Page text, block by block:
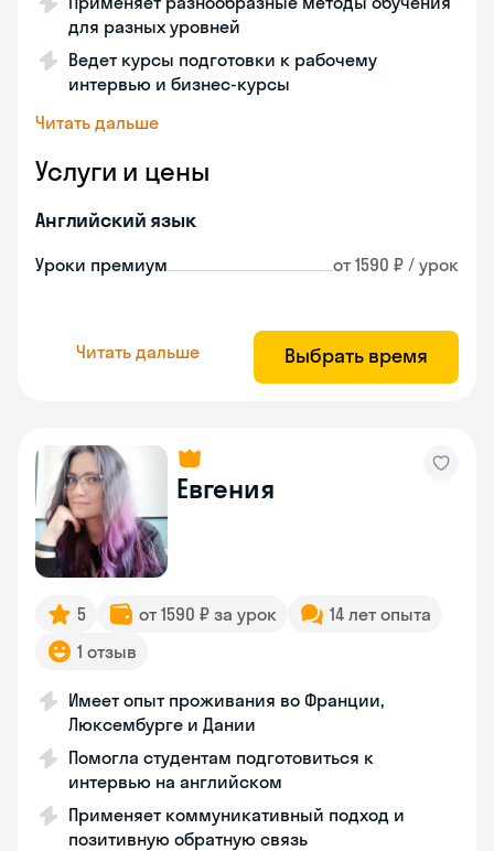
для разных уровней
Ведет курсы подготовки к рабочему
интервью и бизнес-курсы
Читать дальше
Услуги и цены
Английский язык
Уроки премиум от 1590 ₽ / урок
Читать дальше Выбрать время
Евгения
5 от 1590 ₽ за урок
14 лет опыта
1 отзыв
Имеет опыт проживания во Франции,
Люксембурге и Дании
Помогла студентам подготовиться к
интервью на английском
Применяет коммуникативный подход и
позитивную обратную связь